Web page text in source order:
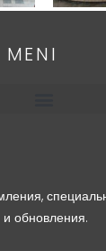
обновления.